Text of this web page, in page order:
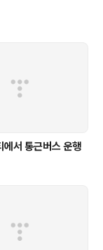
에서 통근버스 운행